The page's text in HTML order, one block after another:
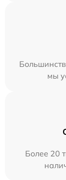
мы
Более 20